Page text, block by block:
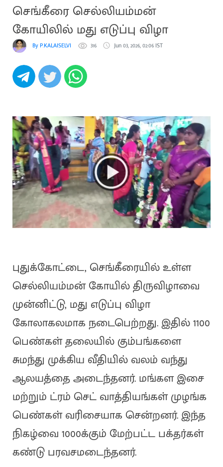
செங்கீரை செல்லியம்மன்
கோயிலில் மது எடுப்பு விழா
By P.KALAISELVI 316 Jun 03, 2026, 02:06 IST
புதுக்கோட்டை, செங்கீரையில் உள்ள
செல்லியம்மன் கோயில் திருவிழாவை
முன்னிட்டு, மது எடுப்பு விழா
கோலாகலமாக நடைபெற்றது. இதில் 1100
பெண்கள் தலையில் கும்பங்களை
சுமந்து முக்கிய வீதியில் வலம் வந்து
ஆலயத்தை அடைந்தனர். மங்கள இசை
மற்றும் ட்ரம் செட் வாத்தியங்கள் முழங்க
பெண்கள் வரிசையாக சென்றனர். இந்த
நிகழ்வை 1000க்கும் மேற்பட்ட பக்தர்கள்
கண்டு பரவசமடைந்தனர்.